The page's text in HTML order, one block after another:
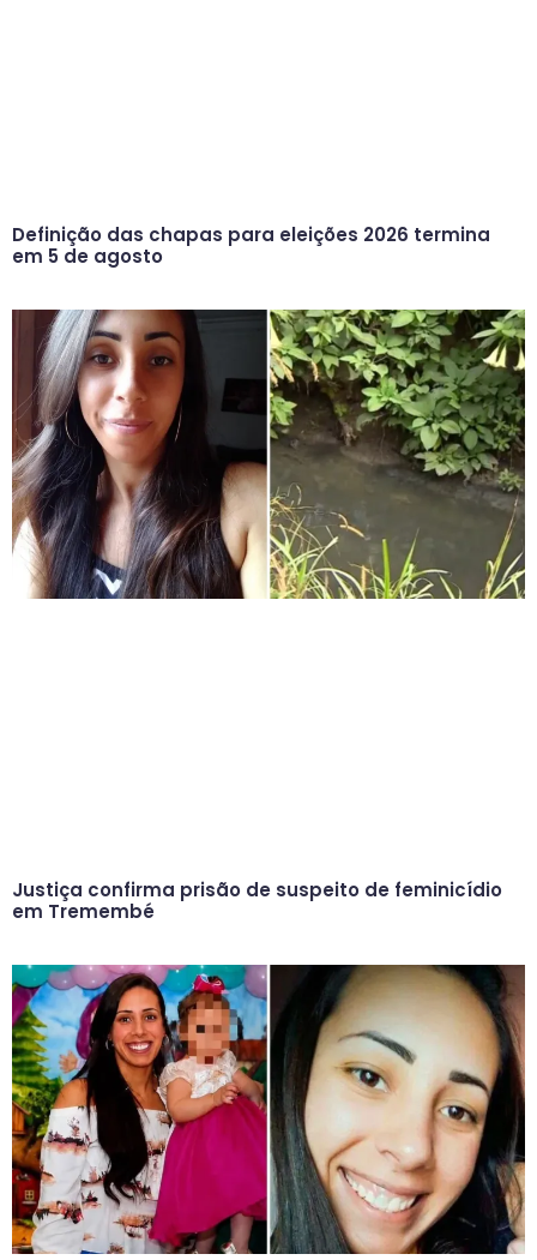
Definição das chapas para eleições 2026 termina
em 5 de agosto
Justiça confirma prisão de suspeito de feminicídio
em Tremembé